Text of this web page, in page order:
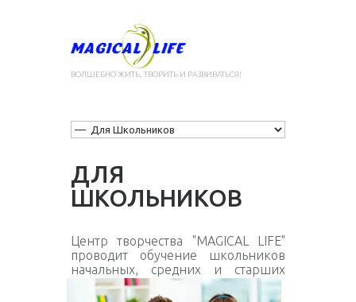
ВОЛШЕБНО ЖИТЬ, ТВОРИТЬ И РАЗВИВАТЬСЯ!
ДЛЯ
ШКОЛЬНИКОВ
Центр творчества "MAGICAL LIFE"
проводит обучение школьников
начальных, средних и старших